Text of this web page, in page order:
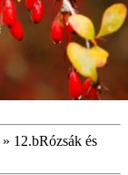
» 12.bRózsák és